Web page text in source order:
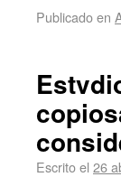
Publicado en
Escrito el 26